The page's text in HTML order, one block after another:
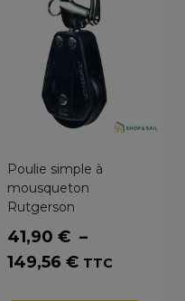
Poulie simple à
mousqueton
Rutgerson
41,90 € –
149,56 €Plage
TTC